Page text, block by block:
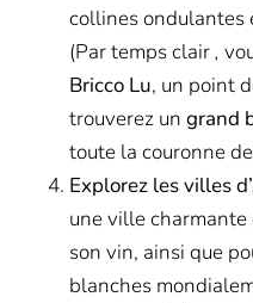
collines ondulantes
(Par temps clair,
Bricco Lu, un point
trouverez un grand
toute la couronne
Explorez les villes
une ville charmante
son vin, ainsi que
blanches